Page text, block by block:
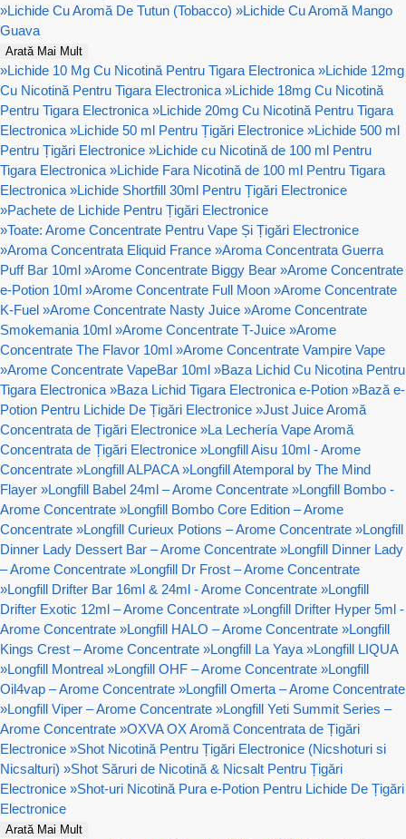
»Lichide Cu Aromă De Tutun (Tobacco) »Lichide Cu Aromă Mango
Guava
Arată Mai Mult
»Lichide 10 Mg Cu Nicotină Pentru Tigara Electronica »Lichide 12mg
Cu Nicotină Pentru Tigara Electronica »Lichide 18mg Cu Nicotină
Pentru Tigara Electronica »Lichide 20mg Cu Nicotină Pentru Tigara
Electronica »Lichide 50 ml Pentru Țigări Electronice »Lichide 500 ml
Pentru Țigări Electronice »Lichide cu Nicotină de 100 ml Pentru
Tigara Electronica »Lichide Fara Nicotină de 100 ml Pentru Tigara
Electronica »Lichide Shortfill 30ml Pentru Țigări Electronice
»Pachete de Lichide Pentru Țigări Electronice
»Toate: Arome Concentrate Pentru Vape Și Țigări Electronice
»Aroma Concentrata Eliquid France »Aroma Concentrata Guerra
Puff Bar 10ml »Arome Concentrate Biggy Bear »Arome Concentrate
e-Potion 10ml »Arome Concentrate Full Moon »Arome Concentrate
K-Fuel »Arome Concentrate Nasty Juice »Arome Concentrate
Smokemania 10ml »Arome Concentrate T-Juice »Arome
Concentrate The Flavor 10ml »Arome Concentrate Vampire Vape
»Arome Concentrate VapeBar 10ml »Baza Lichid Cu Nicotina Pentru
Tigara Electronica »Baza Lichid Tigara Electronica e-Potion »Bază e-
Potion Pentru Lichide De Țigări Electronice »Just Juice Aromă
Concentrata de Țigări Electronice »La Lechería Vape Aromă
Concentrata de Țigări Electronice »Longfill Aisu 10ml - Arome
Concentrate »Longfill ALPACA »Longfill Atemporal by The Mind
Flayer »Longfill Babel 24ml – Arome Concentrate »Longfill Bombo -
Arome Concentrate »Longfill Bombo Core Edition – Arome
Concentrate »Longfill Curieux Potions – Arome Concentrate »Longfill
Dinner Lady Dessert Bar – Arome Concentrate »Longfill Dinner Lady
– Arome Concentrate »Longfill Dr Frost – Arome Concentrate
»Longfill Drifter Bar 16ml & 24ml - Arome Concentrate »Longfill
Drifter Exotic 12ml – Arome Concentrate »Longfill Drifter Hyper 5ml -
Arome Concentrate »Longfill HALO – Arome Concentrate »Longfill
Kings Crest – Arome Concentrate »Longfill La Yaya »Longfill LIQUA
»Longfill Montreal »Longfill OHF – Arome Concentrate »Longfill
Oil4vap – Arome Concentrate »Longfill Omerta – Arome Concentrate
»Longfill Viper – Arome Concentrate »Longfill Yeti Summit Series –
Arome Concentrate »OXVA OX Aromă Concentrata de Țigări
Electronice »Shot Nicotină Pentru Țigări Electronice (Nicshoturi si
Nicsalturi) »Shot Săruri de Nicotină & Nicsalt Pentru Țigări
Electronice »Shot-uri Nicotină Pura e-Potion Pentru Lichide De Țigări
Electronice
Arată Mai Mult